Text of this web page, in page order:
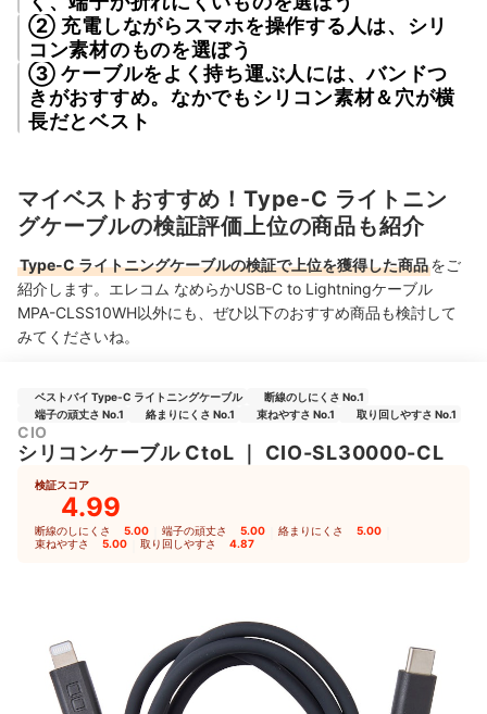
② 充電しながらスマホを操作する人は、シリ
コン素材のものを選ぼう
③ ケーブルをよく持ち運ぶ人には、バンドつ
きがおすすめ。なかでもシリコン素材＆穴が横
長だとベスト
マイベストおすすめ！Type-C ライトニン
グケーブルの検証評価上位の商品も紹介
Type-C ライトニングケーブルの検証で上位を獲得した商品をご
紹介します。エレコム なめらかUSB-C to Lightningケーブル
MPA-CLSS10WH以外にも、ぜひ以下のおすすめ商品も検討して
みてくださいね。
ベストバイ Type-C ライトニングケーブル
断線のしにくさ No.1
端子の頑丈さ No.1
絡まりにくさ No.1 束ねやすさ No.1 取り回しやすさ No.1
CIO
シリコンケーブル CtoL ｜ CIO-SL30000-CL
検証スコア
4.99
断線のしにくさ 5.00 端子の頑丈さ 5.00 絡まりにくさ 5.00
束ねやすさ 5.00 取り回しやすさ 4.87